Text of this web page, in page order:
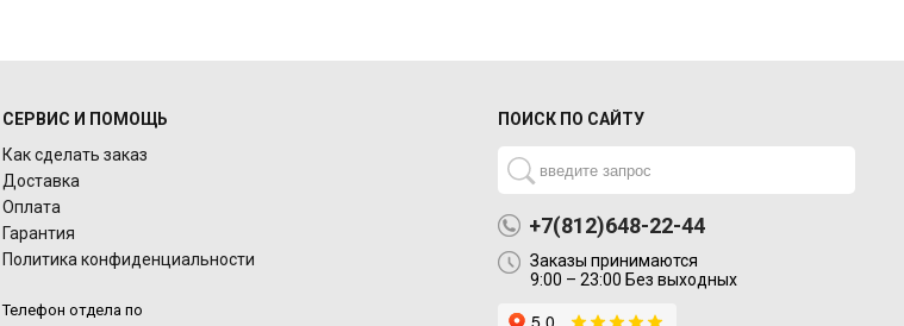
СЕРВИС И ПОМОЩЬ
Как сделать заказ
Доставка
Оплата
Гарантия
Политика конфиденциальности
Телефон отдела по
ПОИСК ПО САЙТУ
+7(812)648-22-44
Заказы принимаются
9:00 – 23:00 Без выходных